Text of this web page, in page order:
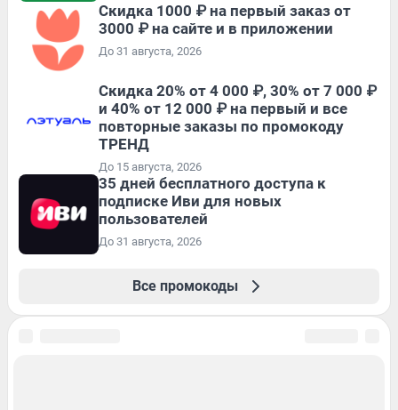
Скидка 1000 ₽ на первый заказ от
3000 ₽ на сайте и в приложении
До 31 августа, 2026
Скидка 20% от 4 000 ₽, 30% от 7 000 ₽
и 40% от 12 000 ₽ на первый и все
повторные заказы по промокоду
ТРЕНД
До 15 августа, 2026
35 дней бесплатного доступа к
подписке Иви для новых
пользователей
До 31 августа, 2026
Все промокоды